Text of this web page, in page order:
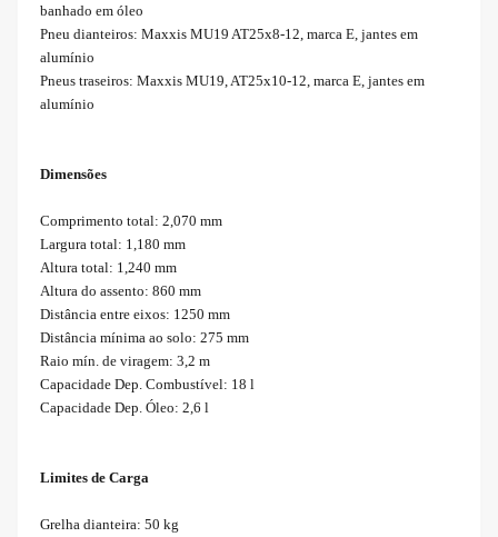
banhado em óleo
Pneu dianteiros: Maxxis MU19 AT25x8-12, marca E, jantes em
alumínio
Pneus traseiros: Maxxis MU19, AT25x10-12, marca E, jantes em
alumínio
Dimensões
Comprimento total: 2,070 mm
Largura total: 1,180 mm
Altura total: 1,240 mm
Altura do assento: 860 mm
Distância entre eixos: 1250 mm
Distância mínima ao solo: 275 mm
Raio mín. de viragem: 3,2 m
Capacidade Dep. Combustível: 18 l
Capacidade Dep. Óleo: 2,6 l
Limites de Carga
Grelha dianteira: 50 kg